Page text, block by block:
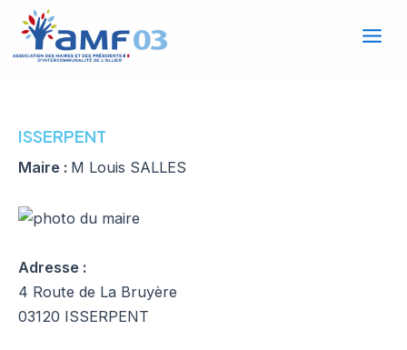
Aller
contenu
ISSERPENT
Maire : M Louis SALLES
Adresse :
4 Route de La Bruyère
03120 ISSERPENT